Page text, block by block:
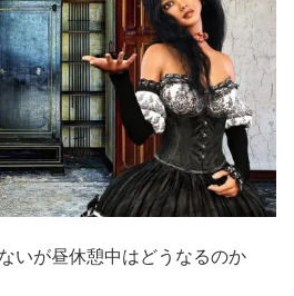
いが昼休憩中はどうなるのか